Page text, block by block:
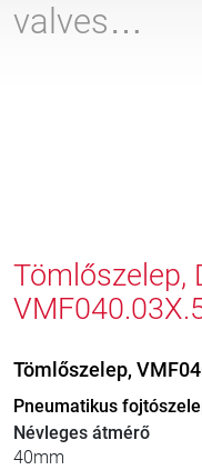
valves…
Tömlőszelep,
Tömlőszelep,
Pneumatikus
Névleges átmérő
40mm